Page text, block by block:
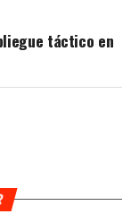
táctico en